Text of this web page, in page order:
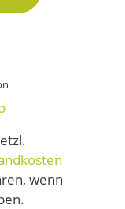
wenn